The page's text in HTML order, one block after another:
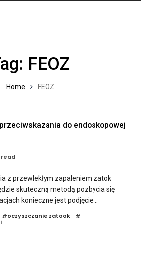
FEOZ
Home FEOZ
do endoskopowej
read
z przewlekłym zapaleniem zatok
skuteczną metodą pozbycia się
konieczne jest podjęcie...
#oczyszczanie zatook #